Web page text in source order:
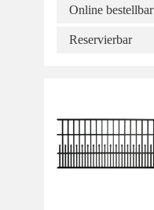
Online bestellbar
Reservierbar